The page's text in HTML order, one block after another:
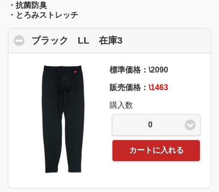
・抗菌防臭
・とろみストレッチ
ブラック LL 在庫3
標準価格：\2090
販売価格： \1463
購入数
0
カートに入れる